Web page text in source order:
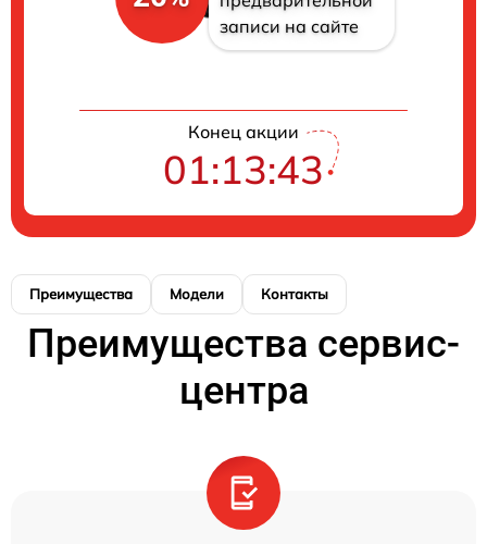
записи на сайте
Конец акции
01:13:43
Преимущества Модели Контакты
Преимущества сервис-
центра